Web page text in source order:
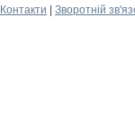
Контакти
Зворотній